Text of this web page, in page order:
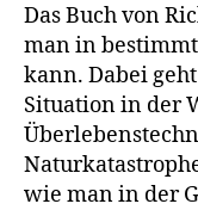
Das Buch von
man in
kann. Dabei
Situation in der
wie man in der